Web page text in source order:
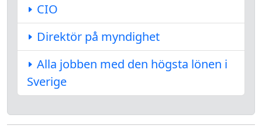
CIO
Direktör på myndighet
Alla jobben med den högsta lönen i
Sverige